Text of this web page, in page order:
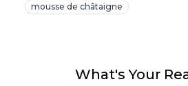
mousse de châtaigne
What's Your